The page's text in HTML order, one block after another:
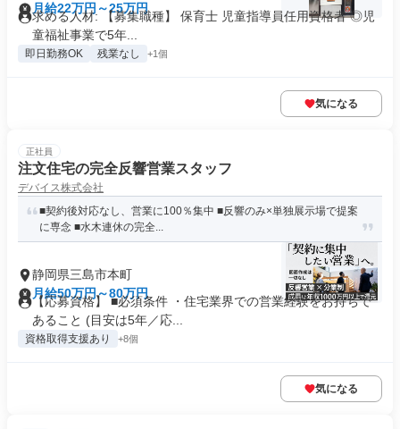
月給22万円～25万円
求める人材: 【募集職種】 保育士 児童指導員任用資格者 ◎児
童福祉事業で5年...
即日勤務OK 残業なし +1個
気になる
正社員
注文住宅の完全反響営業スタッフ
デバイス株式会社
■契約後対応なし、営業に100％集中 ■反響のみ×単独展示場で提案
に専念 ■水木連休の完全...
静岡県三島市本町
月給50万円～80万円
【応募資格】 ■必須条件 ・住宅業界での営業経験をお持ちで
あること (目安は5年／応...
資格取得支援あり +8個
気になる